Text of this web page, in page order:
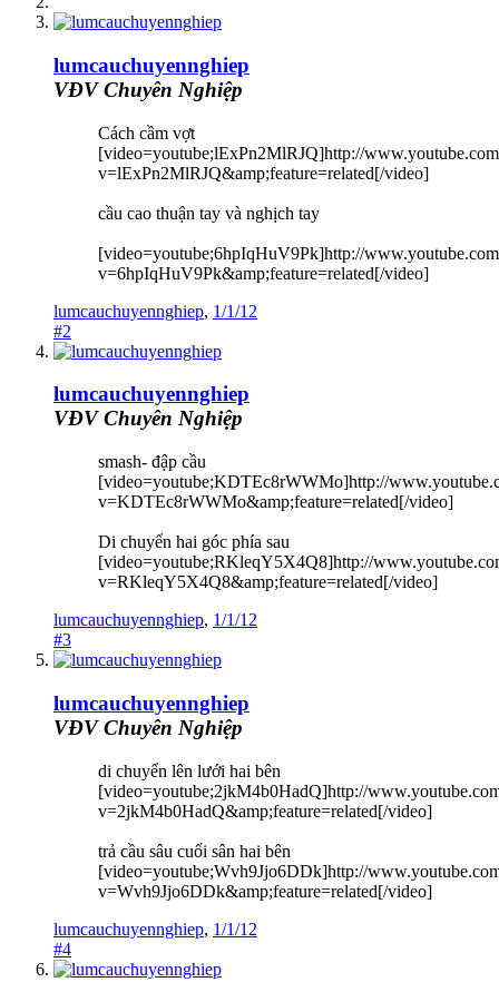
lumcauchuyennghiep
VĐV Chuyên Nghiệp
Cách cầm vợt
[video=youtube;lExPn2MlRJQ]http://
v=lExPn2MlRJQ&amp;feature=related[/video]
cầu cao thuận tay và nghịch tay
[video=youtube;6hpIqHuV9Pk]http://
v=6hpIqHuV9Pk&amp;feature=related[/video]
lumcauchuyennghiep, 1/1/12
#2
lumcauchuyennghiep
VĐV Chuyên Nghiệp
smash- đập cầu
[video=youtube;KDTEc8rWWMo]http://
v=KDTEc8rWWMo&amp;feature=related[/video]
Di chuyển hai góc phía sau
[video=youtube;RKleqY5X4Q8]http://
v=RKleqY5X4Q8&amp;feature=related[/video]
lumcauchuyennghiep, 1/1/12
#3
lumcauchuyennghiep
VĐV Chuyên Nghiệp
di chuyển lên lưới hai bên
[video=youtube;2jkM4b0HadQ]http://
v=2jkM4b0HadQ&amp;feature=related[/video]
trả cầu sâu cuối sân hai bên
[video=youtube;Wvh9Jjo6DDk]http://
v=Wvh9Jjo6DDk&amp;feature=related[/video]
lumcauchuyennghiep, 1/1/12
#4